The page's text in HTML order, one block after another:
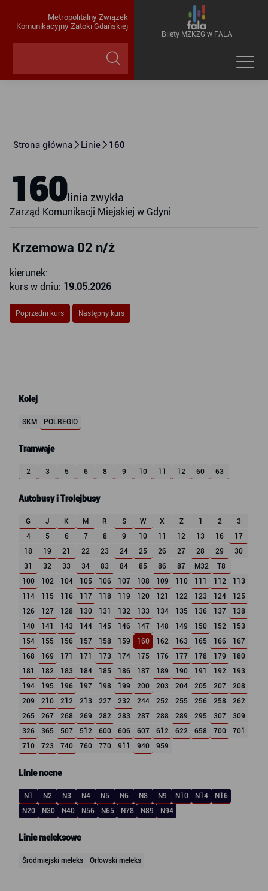
Metropolitalny Związek
Komunikacyjny Zatoki Gdańskiej
Bilety MZKZG w FALA
Strona główna Linie 160
Kolej
SKM POLREGIO
Tramwaje
2 3 5 6 8 9 10 11 12 60 63
Autobusy i Trolejbusy
G J K M R S W X Z 1 2
3
4
5 6 7 8 9 10 11 12 13 16
17
18
19 21 22 23 24 25 26 27 28 29
30
31
32 33 34 83 84 85 86 87 M32
T8
100
102 104 105 106 107 108 109 110 111 112
113
114
115 116 117 118 119 120 121 122 123 124
125
126
127 128 130 131 132 133 134 135 136 137
138
140
141 143 144 145 146 147 148 149 150 152
153
154
155 156 157 158 159 160 162 163 165 166
167
168
169 171 171 173 174 175 176 177 178 179
180
181
182 183 184 185 186 187 189 190 191 192
193
194
195 196 197 198 199 200 203 204 205 207
208
209
210 212 213 227 232 244 252 255 256 258
262
265
267 268 269 282 283 287 288 289 295 307
309
326
365 507 512 600 606 607 612 622 658 700
701
710
723 740 760 770 911 940 959
Linie nocne
N1 N2 N3 N4 N5 N6 N8 N9 N10 N14
N16
N20
N30 N40 N56 N65 N78 N89 N94
Linie meleksowe
Śródmiejski meleks Orłowski meleks
160linia zwykła
Zarząd Komunikacji Miejskiej w Gdyni
Krzemowa 02 n/ż
kierunek:
kurs w dniu: 19.05.2026
Poprzedni kurs Następny kurs